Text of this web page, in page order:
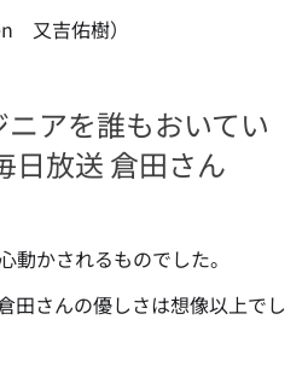
又吉佑樹）
ニアを誰もおいてい
放送 倉田さん
動かされるものでした。
田さんの優しさは想像以上でし